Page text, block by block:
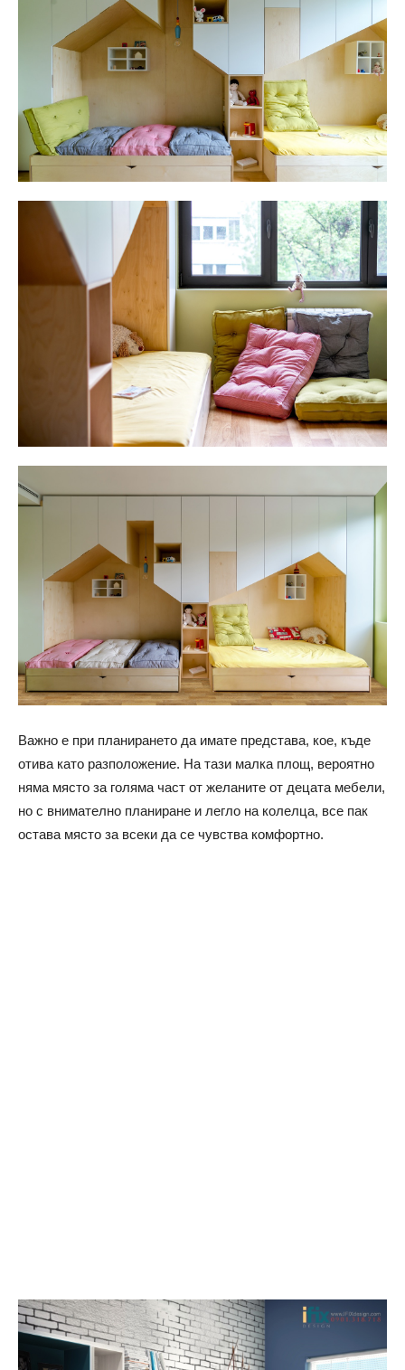
Важно е при планирането да имате представа, кое, къде
отива като разположение. На тази малка площ, вероятно
няма място за голяма част от желаните от децата мебели,
но с внимателно планиране и легло на колелца, все пак
остава място за всеки да се чувства комфортно.